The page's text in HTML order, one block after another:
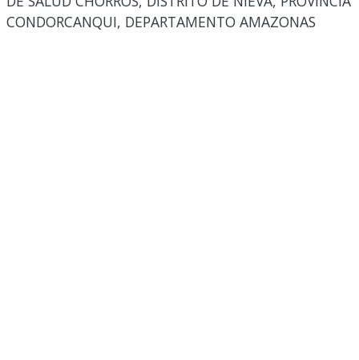
CONDORCANQUI, DEPARTAMENTO AMAZONAS